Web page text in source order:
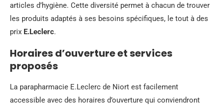
articles d’hygiène. Cette diversité permet à chacun de trouver
les produits adaptés à ses besoins spécifiques, le tout à des
prix E.Leclerc.
Horaires d’ouverture et services
proposés
La parapharmacie E.Leclerc de Niort est facilement
accessible avec des horaires d’ouverture qui conviendront